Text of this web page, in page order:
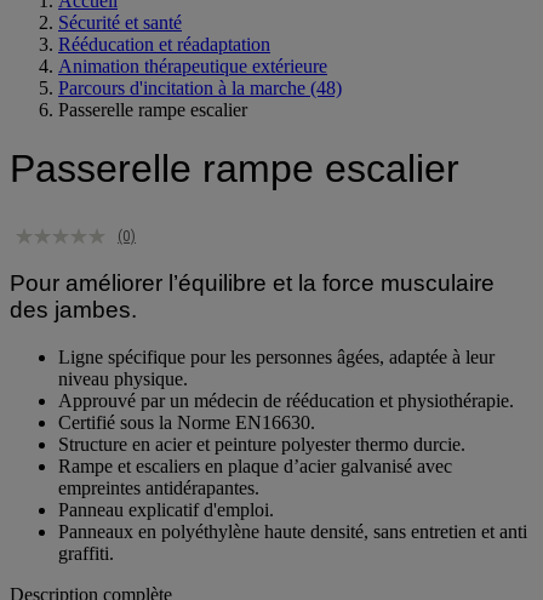
Accueil
Sécurité et santé
Rééducation et réadaptation
Animation thérapeutique extérieure
Parcours d'incitation à la marche
Passerelle rampe escalier
Pour améliorer l’équilibre et la force musculaire
des jambes.
Ligne spécifique pour les personnes âgées, adaptée à leur
niveau physique.
Approuvé par un médecin de rééducation et physiothérapie.
Certifié sous la Norme EN16630.
Structure en acier et peinture polyester thermo durcie.
Rampe et escaliers en plaque d’acier galvanisé avec
empreintes antidérapantes.
Panneau explicatif d'emploi.
Panneaux en polyéthylène haute densité, sans entretien et anti